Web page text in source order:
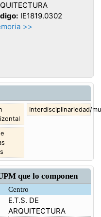
IE1819.0302
>>
Interdisciplinariedad/
que lo componen
Centro
E.T.S. DE
ARQUITECTURA